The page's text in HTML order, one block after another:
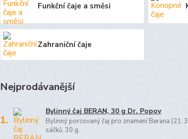
Funkční čaje a směsi
Zahraniční čaje
Nejprodávanější
1.
Bylinný čaj BERAN, 30 g Dr. Popov
Bylinný porcovaný čaj pro znamení Berana (21.
sáčků, 30 g.